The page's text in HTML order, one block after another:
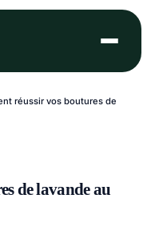
réussir vos boutures de
de lavande au